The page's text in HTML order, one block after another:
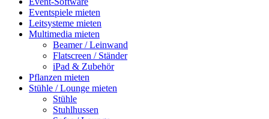
Eventspiele mieten
Leitsysteme mieten
Multimedia mieten
Beamer / Leinwand
Flatscreen / Ständer
iPad & Zubehör
Pflanzen mieten
Stühle / Lounge mieten
Stühle
Stuhlhussen